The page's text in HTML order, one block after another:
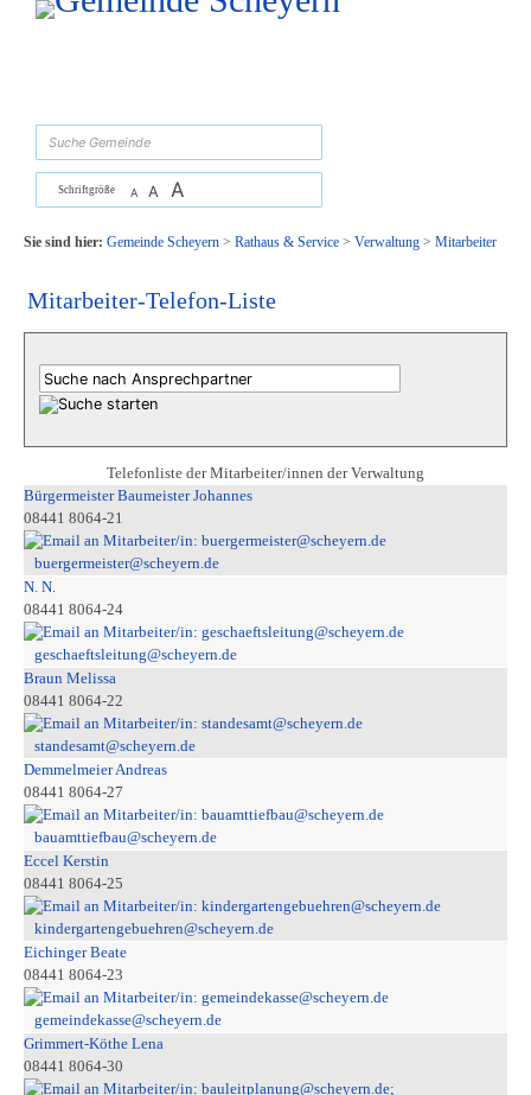
Zum Inhalt, zur Navigationoder zur Startseite springen.
Schriftgröße A A A
Sie sind hier: Gemeinde Scheyern> Rathaus & Service> Verwaltung> Mitarbeiter
Mitarbeiter-Telefon-Liste
Telefonliste der Mitarbeiter/innen der Verwaltung
Bürgermeister Baumeister Johannes
08441 8064-21
buergermeister@scheyern.de
N. N.
08441 8064-24
geschaeftsleitung@scheyern.de
Braun Melissa
08441 8064-22
standesamt@scheyern.de
Demmelmeier Andreas
08441 8064-27
bauamttiefbau@scheyern.de
Eccel Kerstin
08441 8064-25
kindergartengebuehren@scheyern.de
Eichinger Beate
08441 8064-23
gemeindekasse@scheyern.de
Grimmert-Köthe Lena
08441 8064-30